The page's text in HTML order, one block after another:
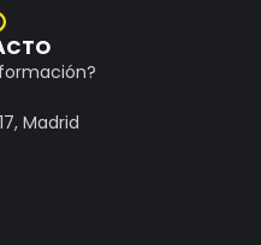
Madrid